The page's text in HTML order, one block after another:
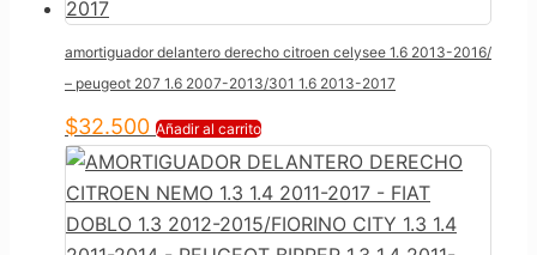
amortiguador delantero derecho citroen celysee 1.6 2013-2016/
– peugeot 207 1.6 2007-2013/301 1.6 2013-2017
$32.500 Añadir al carrito